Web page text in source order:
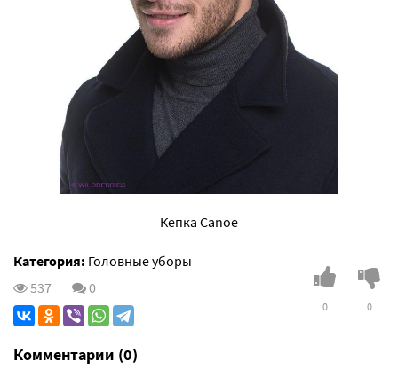
Кепка Canoe
Категория: Головные уборы
537
0
0 0
Комментарии (0)